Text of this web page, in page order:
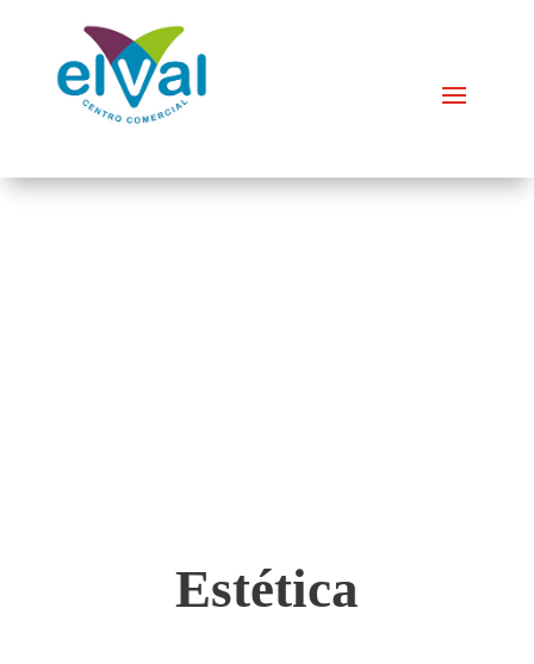
Estética